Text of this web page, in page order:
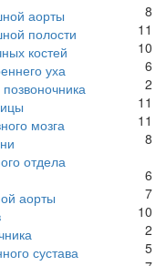
8
аорты
11
полости
10
костей
6
уха
2
11
11
мозга
8
6
отдела
7
аорты
10
2
5
сустава